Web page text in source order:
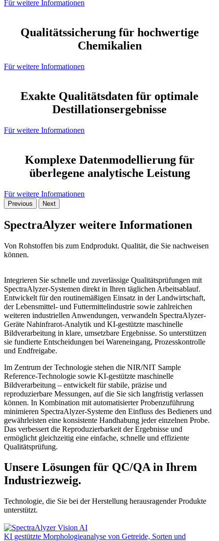
Für weitere Informationen
Qualitätssicherung für hochwertige
Chemikalien
Für weitere Informationen
Exakte Qualitätsdaten für optimale
Destillationsergebnisse
Für weitere Informationen
Komplexe Datenmodellierung für
überlegene analytische Leistung
Für weitere Informationen
Previous Next
SpectraAlyzer weitere Informationen
Von Rohstoffen bis zum Endprodukt. Qualität, die Sie nachweisen
können.
Integrieren Sie schnelle und zuverlässige Qualitätsprüfungen mit
SpectraAlyzer-Systemen direkt in Ihren täglichen Arbeitsablauf.
Entwickelt für den routinemäßigen Einsatz in der Landwirtschaft,
der Lebensmittel- und Futtermittelindustrie sowie zahlreichen
weiteren industriellen Anwendungen, verwandeln SpectraAlyzer-
Geräte Nahinfrarot-Analytik und KI-gestützte maschinelle
Bildverarbeitung in klare, umsetzbare Ergebnisse. So unterstützen
sie fundierte Entscheidungen bei Wareneingang, Prozesskontrolle
und Endfreigabe.
Im Zentrum der Technologie stehen die NIR/NIT Sample
Reference-Technologie sowie KI-gestützte maschinelle
Bildverarbeitung – entwickelt für stabile, präzise und
reproduzierbare Messungen, auf die Sie sich langfristig verlassen
können. In Kombination mit automatisierter Probenzuführung
minimieren SpectraAlyzer-Systeme den Einfluss des Bedieners und
gewährleisten eine konsistente Handhabung jeder einzelnen Probe.
Das verbessert die Reproduzierbarkeit der Ergebnisse und
ermöglicht gleichzeitig eine einfache, schnelle und effiziente
Qualitätsprüfung.
Unsere Lösungen für QC/QA in Ihrem
Industriezweig.
Technologie, die Sie bei der Herstellung herausragender Produkte
unterstützt.
KI gestützte Morphologieanalyse von Getreide, Sorten und